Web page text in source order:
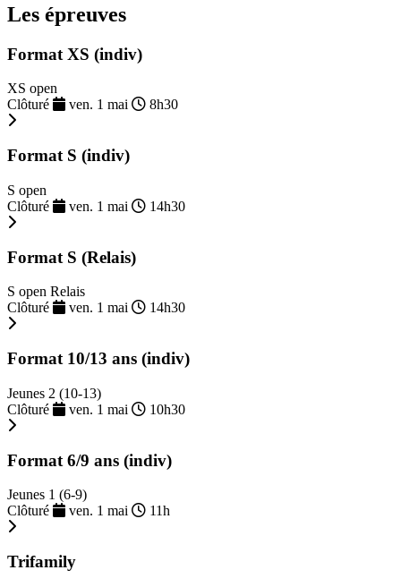
Les épreuves
Format XS (indiv)
XS open
Clôturé
ven. 1 mai 8h30
Format S (indiv)
S open
Clôturé
ven. 1 mai 14h30
Format S (Relais)
S open Relais
Clôturé
ven. 1 mai 14h30
Format 10/13 ans (indiv)
Jeunes 2 (10-13)
Clôturé
ven. 1 mai 10h30
Format 6/9 ans (indiv)
Jeunes 1 (6-9)
Clôturé
ven. 1 mai 11h
Trifamily